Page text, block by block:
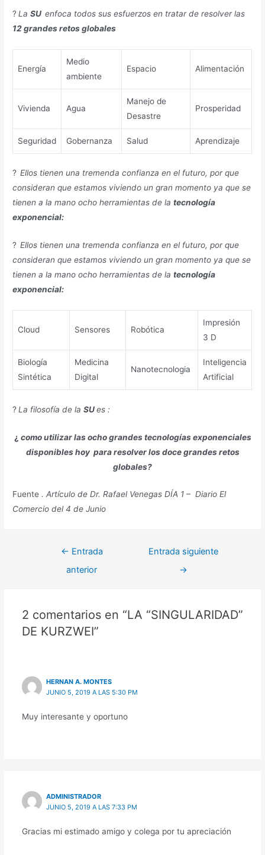
?LaSUenfoca todos sus esfuerzos en tratar de resolver las
12 grandes retos globales
Energía
Medio
ambiente
Espacio Alimentación
Vivienda Agua
Manejo de
Desastre
Prosperidad
Seguridad Gobernanza Salud Aprendizaje
? Ellos tienen una tremenda confianza en el futuro, por que
consideran que estamos viviendo un gran momento ya que se
tienen a la mano ocho herramientas de latecnología
exponencial:
? Ellos tienen una tremenda confianza en el futuro, por que
consideran que estamos viviendo un gran momento ya que se
tienen a la mano ocho herramientas de latecnología
exponencial:
Cloud Sensores Robótica
Impresión
3 D
Biología
Sintética
Medicina
Digital
Nanotecnologia
Inteligencia
Artificial
?La filosofía de laSUes :
¿ como utilizar las ocho grandes tecnologías exponenciales
disponibles hoy para resolver los doce grandes retos
globales?
Fuente. Artículo de Dr. Rafael Venegas DÍA 1 – Diario El
Comercio del 4 de Junio
Navegación
← Entrada
anterior
Entrada siguiente
→
2 comentarios en “LA “SINGULARIDAD”
DE KURZWEI”
HERNAN A. MONTES
JUNIO 5, 2019 A LAS 5:30 PM
Muy interesante y oportuno
ADMINISTRADOR
JUNIO 5, 2019 A LAS 7:33 PM
Gracias mi estimado amigo y colega por tu apreciación